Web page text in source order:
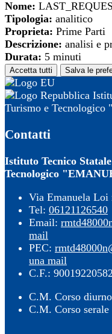
Nome:
Tipologia: analitico
Proprieta: Prime Parti
Descrizione: analisi e
Durata: 5 minuti
Accetta tutti Salva le
Turismo e
Contatti
Istituto Tecnico
Tecnologico
Via Emanuela Loi
Tel: 06121126540
Email:
mail
PEC:
una mail
C.F.: 90019220582
C.M. Corso
C.M. Corso